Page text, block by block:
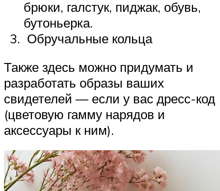
брюки, галстук, пиджак, обувь,
бутоньерка.
Обручальные кольца
Также здесь можно придумать и
разработать образы ваших
свидетелей — если у вас дресс-код
(цветовую гамму нарядов и
аксессуары к ним).